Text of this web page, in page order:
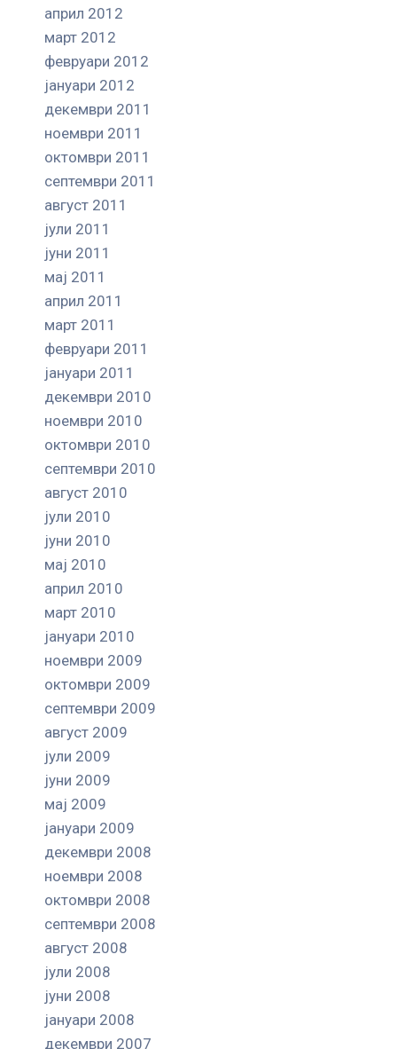
април 2012
март 2012
февруари 2012
јануари 2012
декември 2011
ноември 2011
октомври 2011
септември 2011
август 2011
јули 2011
јуни 2011
мај 2011
април 2011
март 2011
февруари 2011
јануари 2011
декември 2010
ноември 2010
октомври 2010
септември 2010
август 2010
јули 2010
јуни 2010
мај 2010
април 2010
март 2010
јануари 2010
ноември 2009
октомври 2009
септември 2009
август 2009
јули 2009
јуни 2009
мај 2009
јануари 2009
декември 2008
ноември 2008
октомври 2008
септември 2008
август 2008
јули 2008
јуни 2008
јануари 2008
декември 2007